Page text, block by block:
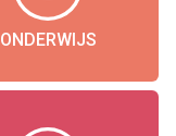
ONDERWIJS